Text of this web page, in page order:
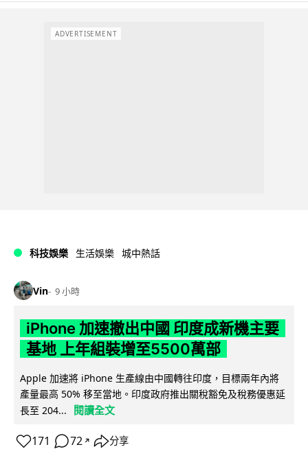
ADVERTISEMENT
科技娛樂 生活娛樂 城中熱話
Vin 9 小時
iPhone 加速撤出中國 印度成新機主要
基地 上年組裝增至5500萬部
Apple 加速將 iPhone 生產線由中國轉往印度，目標兩年內將
產量最高 50% 移至當地。印度政府推出關稅豁免及稅務優惠延
長至 204...
閱讀全文
171 72 ↗ 分享